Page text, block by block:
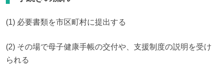
(1) 必要書類を市区町村に提出する
(2) その場で母子健康手帳の交付や、支援制度の説明を受け
られる